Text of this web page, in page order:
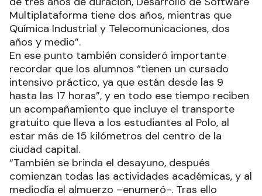
Multiplataforma tiene dos años, mientras que
Química Industrial y Telecomunicaciones, dos
años y medio”.
En ese punto también consideró importante
recordar que los alumnos “tienen un cursado
intensivo práctico, ya que están desde las 9
hasta las 17 horas”, y en todo ese tiempo reciben
un acompañamiento que incluye el transporte
gratuito que lleva a los estudiantes al Polo, al
estar más de 15 kilómetros del centro de la
ciudad capital.
“También se brinda el desayuno, después
comienzan todas las actividades académicas, y al
mediodía el almuerzo –enumeró-. Tras ello